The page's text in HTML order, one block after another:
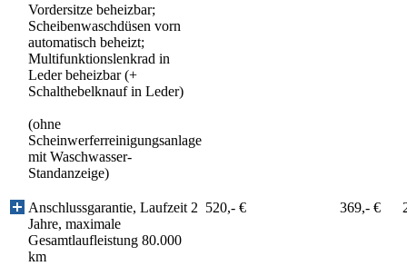
Vordersitze beheizbar;
Scheibenwaschdüsen vorn
automatisch beheizt;
Multifunktionslenkrad in
Leder beheizbar (+
Schalthebelknauf in Leder)
(ohne
Scheinwerferreinigungsanlage
mit Waschwasser-
Standanzeige)
Anschlussgarantie, Laufzeit 2
Jahre, maximale
Gesamtlaufleistung 80.000
km
520,- € 369,- €